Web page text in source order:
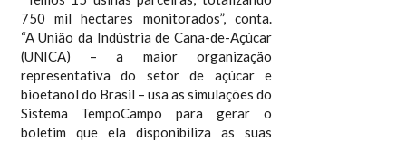
750 mil hectares monitorados”, conta.
“A União da Indústria de Cana-de-Açúcar
(UNICA) – a maior organização
representativa do setor de açúcar e
bioetanol do Brasil – usa as simulações do
Sistema TempoCampo para gerar o
boletim que ela disponibiliza as suas